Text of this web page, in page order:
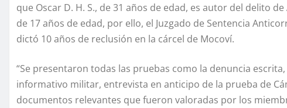
que Oscar D. H. S., de 31 años de edad, es autor del delito
de 17 años de edad, por ello, el Juzgado de Sentencia
dictó 10 años de reclusión en la cárcel de Mocoví.
“Se presentaron todas las pruebas como la denuncia
informativo militar, entrevista en anticipo de la prueba de
documentos relevantes que fueron valoradas por los